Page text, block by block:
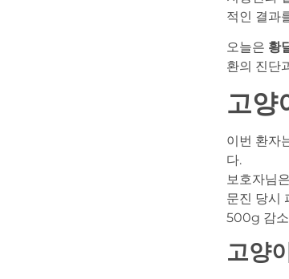
적인 결과
오늘은 황
환의 진단
고
이번 환자
다.
보호자님
문진 당시
500g 감소
고양